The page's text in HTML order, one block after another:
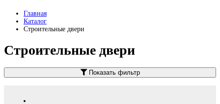
Главная
Каталог
Строительные двери
Строительные двери
Показать фильтр